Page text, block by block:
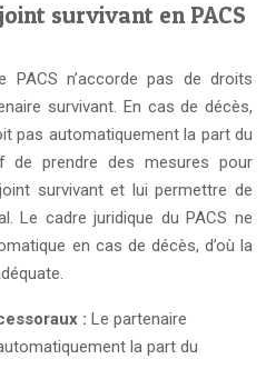
survivant en PACS
PACS n’accorde pas de droits
survivant. En cas de décès,
pas automatiquement la part du
de prendre des mesures pour
survivant et lui permettre de
Le cadre juridique du PACS ne
en cas de décès, d’où la
: Le partenaire
la part du